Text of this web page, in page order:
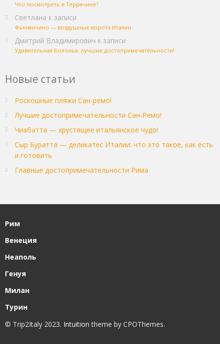
Что посмотреть в Террачине?
Светлана к записи
Фьюмичино — воздушные ворота Италии
Дмитрий Владимирович к записи
Удивительная Болонья: лучшие достопримечательности!
Новые статьи
Роскошные пляжи Сан-ремо!
Лучшие достопримечательности Сан-Ремо!
Чиабатта — хрустящее итальянское чудо!
Сыр Буратта — деликатес Италии: что это такое, как есть
и готовить
Главные достопримечательности Рима
Рим
Венеция
Неаполь
Генуя
Милан
Турин
© Trip2Italy 2023. Intuition theme by CPOThemes.